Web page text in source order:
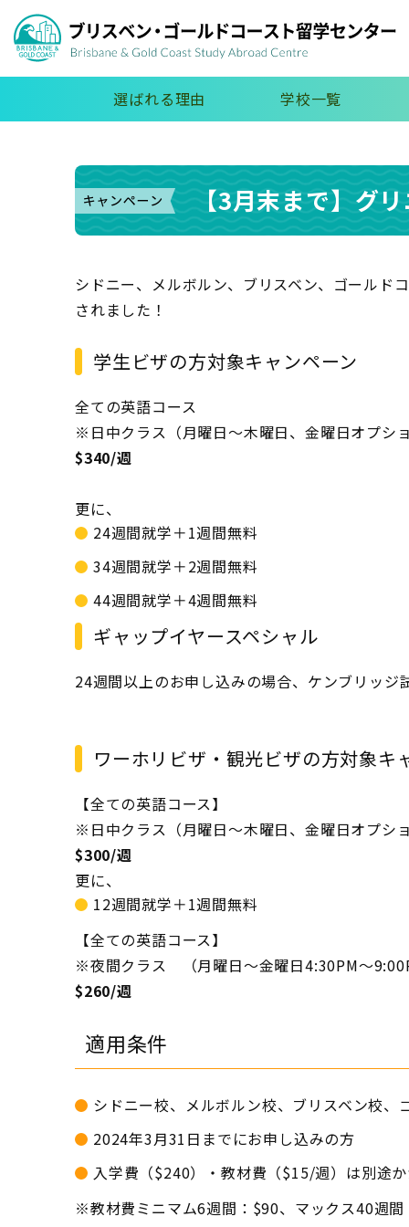
選ばれる理由 学校一覧
【3月末まで】グ
シドニー、メルボルン、ブリスベン、ゴール
されました！
学生ビザの方対象キャンペーン
全ての英語コース
※日中クラス（月曜日～木曜日、金曜日オプシ
$340/週
更に、
24週間就学＋1週間無料
34週間就学＋2週間無料
44週間就学＋4週間無料
ギャップイヤースペシャル
24週間以上のお申し込みの場合、ケンブリッ
ワーホリビザ・観光ビザの方対象キ
【全ての英語コース】
※日中クラス（月曜日～木曜日、金曜日オプシ
$300/週
更に、
12週間就学＋1週間無料
【全ての英語コース】
※夜間クラス （月曜日～金曜日4:30PM～
$260/週
適用条件
シドニー校、メルボルン校、ブリスベン校、
2024年3月31日までにお申し込みの方
入学費（$240）・教材費（$15/週）は別途
※教材費ミニマム6週間：$90、マックス40週